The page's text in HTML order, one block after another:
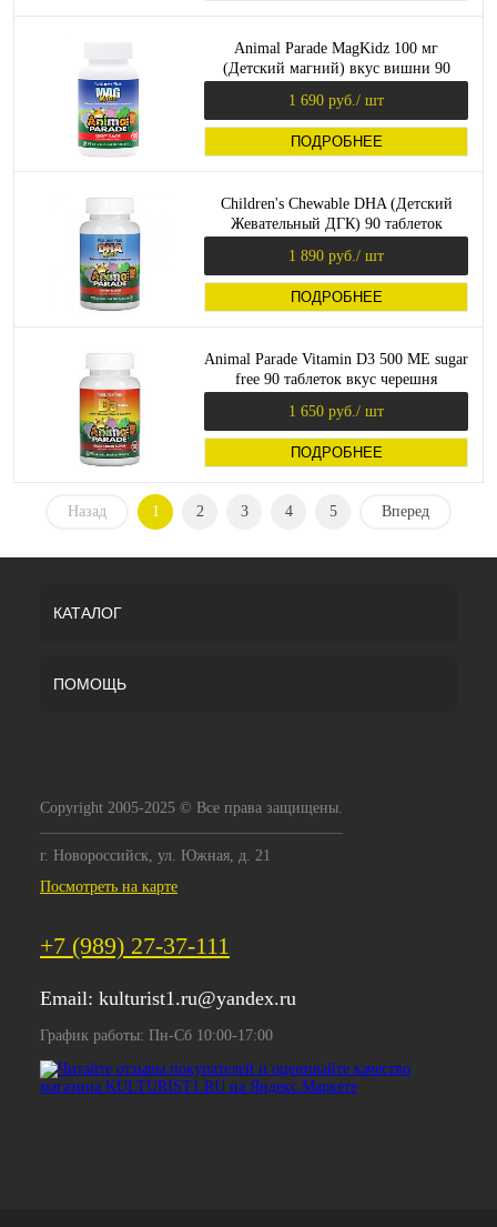
Animal Parade MagKidz 100 мг
(Детский магний) вкус вишни 90
1 690 руб. / шт
ПОДРОБНЕЕ
Children's Chewable DHA (Детский
Жевательный ДГК) 90 таблеток
1 890 руб. / шт
ПОДРОБНЕЕ
Animal Parade Vitamin D3 500 МЕ sugar
free 90 таблеток вкус черешня
1 650 руб. / шт
ПОДРОБНЕЕ
Назад 1 2 3 4 5 Вперед
КАТАЛОГ
ПОМОЩЬ
Copyright 2005-2025 © Все права защищены.
г. Новороссийск, ул. Южная, д. 21
Посмотреть на карте
+7 (989) 27-37-111
Email: kulturist1.ru@yandex.ru
График работы: Пн-Сб 10:00-17:00